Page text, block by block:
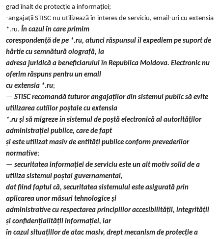
grad înalt de protecție a informației;
-angajații STISC nu utilizează în interes de serviciu, email-uri cu extensia
*.ru. În cazul în care primim
corespondență de pe *.ru, atunci răspunsul îl expediem pe suport de
hârtie cu semnătură olografă, la
adresa juridică a beneficiarului în Republica Moldova. Electronic nu
oferim răspuns pentru un email
cu extensia *.ru;
— STISC recomandă tuturor angajaților din sistemul public să evite
utilizarea cutiilor poștale cu extensia
*.ru și să migreze în sistemul de poștă electronică al autorităților
administrației publice, care de fapt
și este utilizat masiv de entități publice conform prevederilor
normative;
— securitatea informației de serviciu este un alt motiv solid de a
utiliza sistemul poștal guvernamental,
dat fiind faptul că, securitatea sistemului este asigurată prin
aplicarea unor măsuri tehnologice și
administrative cu respectarea principiilor accesibilității, integrității
și confidențialității informației, iar
în cazul situațiilor de atac masiv, drept mecanism de protecție a